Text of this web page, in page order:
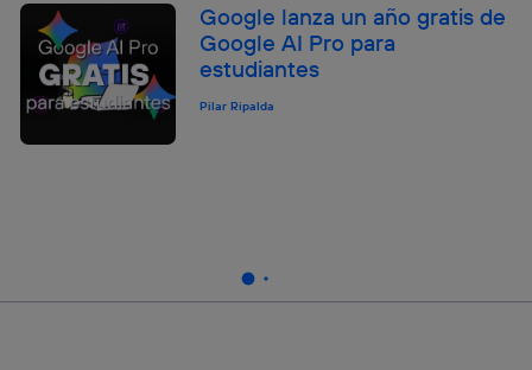
Google lanza un año gratis de
Google AI Pro para
estudiantes
Pilar Ripalda